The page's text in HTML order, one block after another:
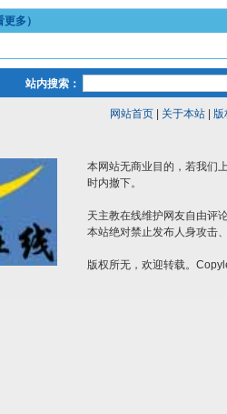
多）
站内搜索：
网站首页| 关于本站| 版
本网站无商业目的，若我们
时内撤下。
天主教在线维护网友自由评
本站绝对禁止发布人身攻击
版权所无，欢迎转载。